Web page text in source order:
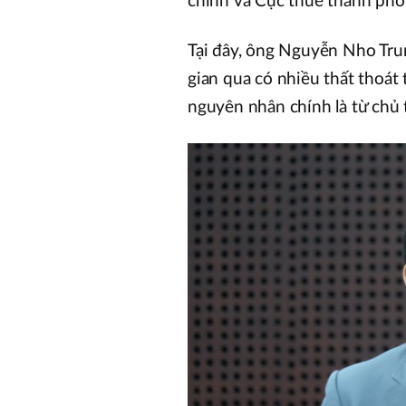
Tại đây, ông Nguyễn Nho
gian qua có nhiều thất thoát
nguyên nhân chính là từ